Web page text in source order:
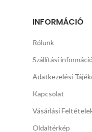
INFORMÁCIÓ
Rólunk
Szállítási információ
Adatkezelési
Kapcsolat
Vásárlási
Oldaltérkép